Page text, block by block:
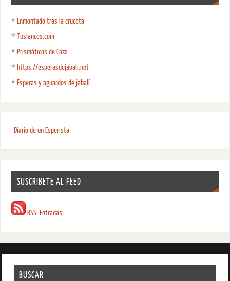
* Enmontado tras la cruceta
* Tuslances.com
* Prismáticos de Caza
* https://esperasdejabali.net
* Esperas y aguardos de jabalí
Diario de un Esperista
SUSCRIBETE AL FEED
RSS: Entradas
BUSCAR